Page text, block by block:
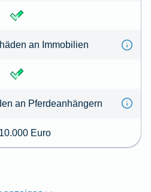
an Immobilien
an Pferdeanhängern
Euro